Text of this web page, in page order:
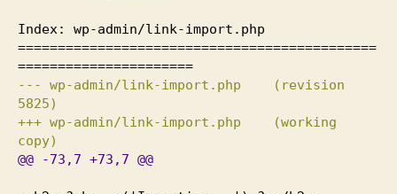
Index: wp-admin/link-import.php
=============================================
======================
--- wp-admin/link-import.php
( revision
5825)
+++ wp-admin/link-import.php
(working
copy)
@@
-73 , 7 +73 , 7 @@